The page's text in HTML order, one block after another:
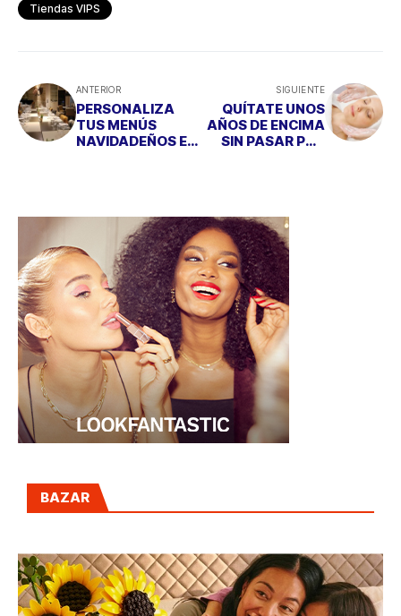
Tiendas VIPS
ANTERIOR
PERSONALIZA
TUS MENÚS
NAVIDADEÑOS EN
SIGUIENTE
QUÍTATE UNOS
AÑOS DE ENCIMA
SIN PASAR POR
BAZAR